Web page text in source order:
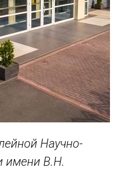
Научно-
имени В.Н.